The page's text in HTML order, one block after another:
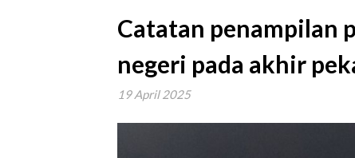
Catatan penampilan
negeri pada akhir
19 April 2025